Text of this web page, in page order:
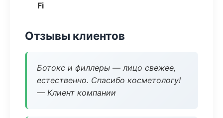
Fi
Отзывы клиентов
Ботокс и филлеры — лицо свежее,
естественно. Спасибо косметологу!
— Клиент компании